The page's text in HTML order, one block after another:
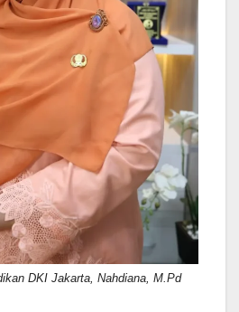
DKI Jakarta, Nahdiana, M.Pd